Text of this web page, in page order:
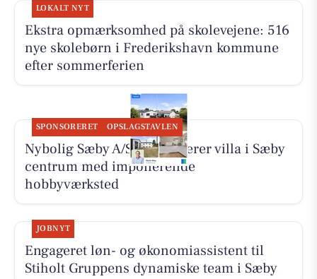
LOKALT NYT
Ekstra opmærksomhed på skolevejene: 516
nye skolebørn i Frederikshavn kommune
efter sommerferien
SPONSORERET OPSLAGSTAVLEN
Nybolig Sæby A/S præsenterer villa i Sæby
centrum med imponerende
hobbyværksted
JOBNYT
Engageret løn- og økonomiassistent til
Stiholt Gruppens dynamiske team i Sæby